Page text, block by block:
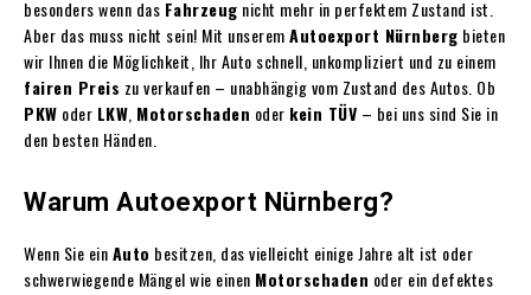
besonders wenn das Fahrzeug nicht mehr in perfektem Zustand ist.
Aber das muss nicht sein! Mit unseremAutoexport Nürnberg bieten
wir Ihnen die Möglichkeit, Ihr Auto schnell, unkompliziert und zu einem
fairen Preis zu verkaufen – unabhängig vom Zustand des Autos. Ob
PKW oder LKW Motorschaden oder kein TÜV – bei uns sind Sie in
den besten Händen.
Warum Autoexport Nürnberg?
Wenn Sie einAuto besitzen, das vielleicht einige Jahre alt ist oder
schwerwiegende Mängel wie einen Motorschaden oder ein defektes